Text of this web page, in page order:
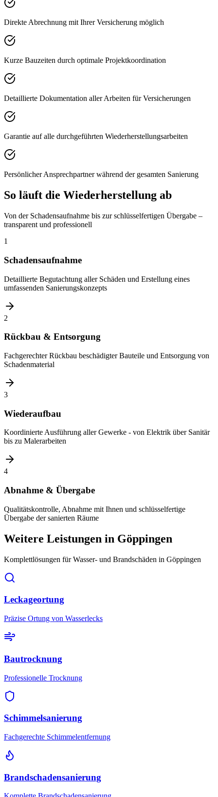
Direkte Abrechnung mit Ihrer Versicherung möglich
Kurze Bauzeiten durch optimale Projektkoordination
Detaillierte Dokumentation aller Arbeiten für Versicherungen
Garantie auf alle durchgeführten Wiederherstellungsarbeiten
Persönlicher Ansprechpartner während der gesamten Sanierung
So läuft die Wiederherstellung ab
Von der Schadensaufnahme bis zur schlüsselfertigen Übergabe –
transparent und professionell
1
Schadensaufnahme
Detaillierte Begutachtung aller Schäden und Erstellung eines
umfassenden Sanierungskonzepts
2
Rückbau & Entsorgung
Fachgerechter Rückbau beschädigter Bauteile und Entsorgung von
Schadenmaterial
3
Wiederaufbau
Koordinierte Ausführung aller Gewerke - von Elektrik über Sanitär
bis zu Malerarbeiten
4
Abnahme & Übergabe
Qualitätskontrolle, Abnahme mit Ihnen und schlüsselfertige
Übergabe der sanierten Räume
Weitere Leistungen in Göppingen
Komplettlösungen für Wasser- und Brandschäden in Göppingen
Leckageortung
Präzise Ortung von Wasserlecks
Bautrocknung
Professionelle Trocknung
Schimmelsanierung
Fachgerechte Schimmelentfernung
Brandschadensanierung